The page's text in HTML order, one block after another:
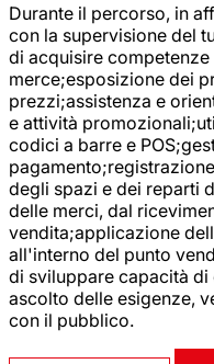
Durante il percorso, in
con la supervisione del
di acquisire
merce;esposizione dei
prezzi;assistenza e
e attività
codici a barre e
degli spazi e dei reparti
delle merci, dal
vendita;applicazione
all'interno del punto
di sviluppare capacità
ascolto delle esigenze,
con il pubblico.